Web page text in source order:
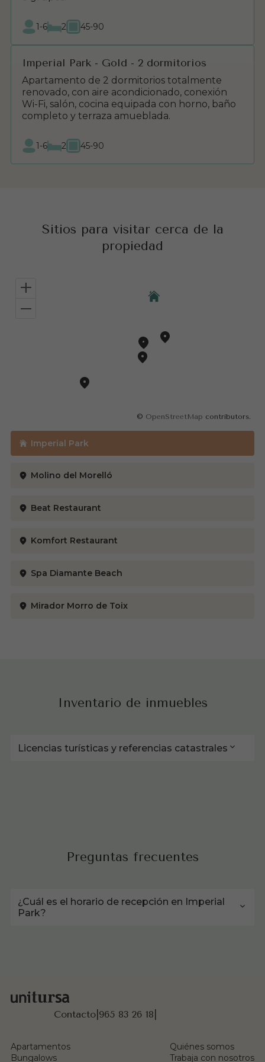
1-6 2 45-90
Imperial Park - Gold - 2 dormitorios
Apartamento de 2 dormitorios totalmente
renovado, con aire acondicionado, conexión
Wi-Fi, salón, cocina equipada con horno, baño
completo y terraza amueblada.
1-6 2 45-90
Sitios para visitar cerca de la
propiedad
+
–
© OpenStreetMap contributors.
Imperial Park
Molino del Morelló
Beat Restaurant
Komfort Restaurant
Spa Diamante Beach
Mirador Morro de Toix
Inventario de inmuebles
Licencias turísticas y referencias catastrales
Preguntas frecuentes
¿Cuál es el horario de recepción en Imperial
Park?
Contacto 965 83 26 18
Apartamentos
Bungalows
Quiénes somos
Trabaja con nosotros